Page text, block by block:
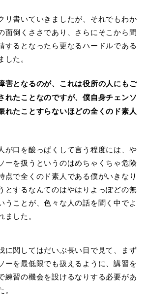
リ書いていきましたが、それでもわか
面倒くささであり、さらにそこから間
するとなったら更なるハードルである
た。
害となるのが、これは役所の人にもご
れたことなのですが、僕自身チェンソ
れたことすらないほどの全くのド素人
が口を酸っぱくして言う程度には、や
ーを扱うというのはめちゃくちゃ危険
点で全くのド素人である僕がいきなり
とするなんてのはやはりよっぽどの無
うことが、色々な人の話を聞く中でよ
した。
に関してはだいぶ長い目で見て、まず
ーを最低限でも扱えるように、講習を
練習の機会を設けるなりする必要があ